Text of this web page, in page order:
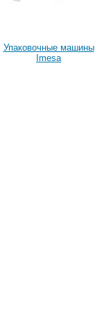
Упаковочные машины
Imesa